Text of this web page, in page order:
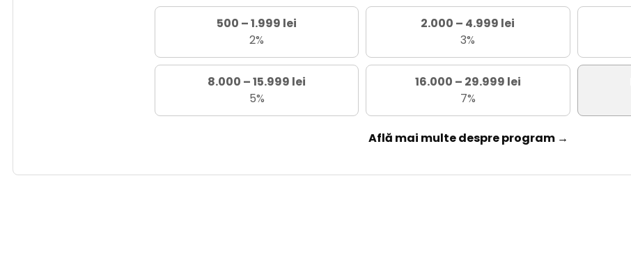
500 – 1.999 lei
2%
2.000 – 4.999 lei
3%
8.000 – 15.999 lei
5%
16.000 – 29.999 lei
7%
Află mai multe despre program →